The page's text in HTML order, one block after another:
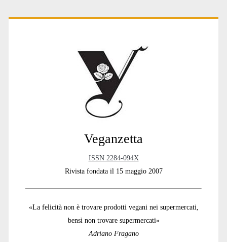
Primary
Veganzetta
ISSN 2284-094X
Rivista fondata il 15 maggio 2007
«La felicità non è trovare prodotti vegani nei supermercati,
bensì non trovare supermercati»
Adriano Fragano